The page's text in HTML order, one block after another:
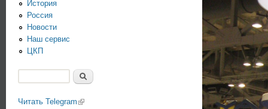
История
Россия
Новости
Наш сервис
ЦКП
Читать Telegram (link is external)